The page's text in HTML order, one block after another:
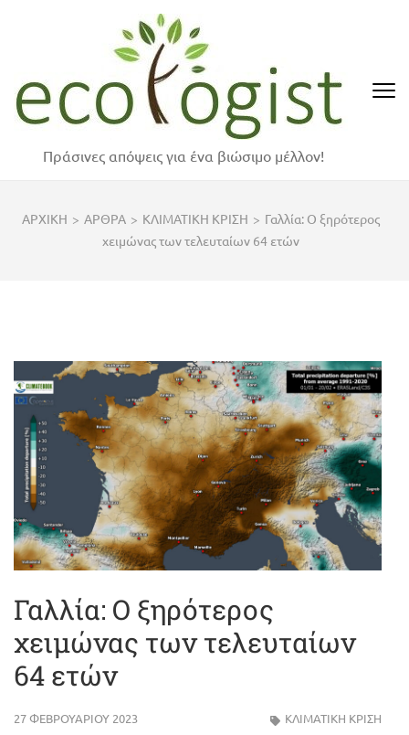
Enter)
Πράσινες απόψεις για ένα βιώσιμο μέλλον!
ΑΡΧΙΚΗ > ΑΡΘΡΑ > ΚΛΙΜΑΤΙΚΗ ΚΡΙΣΗ > Γαλλία: Ο ξηρότερος
χειμώνας των τελευταίων 64 ετών
Γαλλία: Ο ξηρότερος
χειμώνας των τελευταίων
64 ετών
27 ΦΕΒΡΟΥΑΡΊΟΥ 2023 ΚΛΙΜΑΤΙΚΗ ΚΡΙΣΗ